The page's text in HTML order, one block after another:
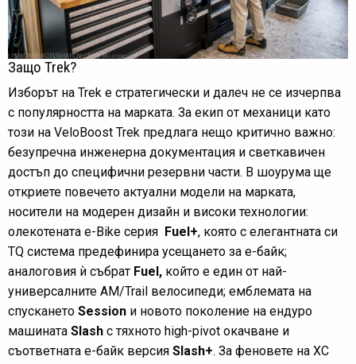
Защо Trek?
Изборът на Trek е стратегически и далеч не се изчерпва
с популярността на марката. За екип от механици като
този на VeloBoost Trek предлага нещо критично важно:
безупречна инженерна документация и светкавичен
достъп до специфични резервни части. В шоурума ще
откриете повечето актуални модели на марката,
носители на модерен дизайн и високи технологии:
олекотената e-Bike серия Fuel+, която с елегантната си
TQ система предефинира усещането за е-байк;
аналоговия ѝ събрат Fuel, който е един от най-
универсалните АМ/Trail велосипеди; емблемата на
спускането Session и новото поколение на ендуро
машината Slash с тяхното high-pivot окачване и
съответната e-байк версия Slash+. За феновете на XC